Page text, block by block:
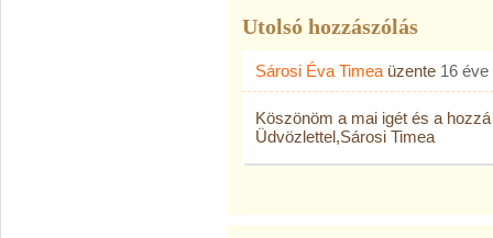
Utolsó hozzászólás
Sárosi Éva Timea üzente 16 éve
Köszönöm a mai igét és a
Üdvözlettel,Sárosi Timea